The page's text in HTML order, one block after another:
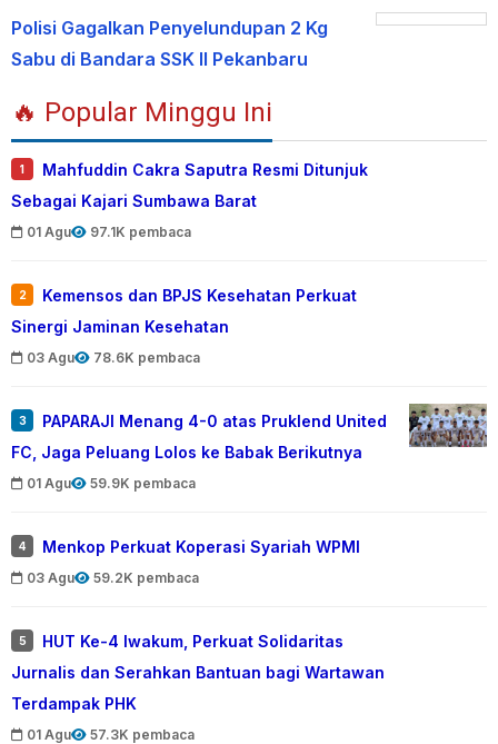
Polisi Gagalkan Penyelundupan 2 Kg
Sabu di Bandara SSK II Pekanbaru
🔥 Popular Minggu Ini
1
Mahfuddin Cakra Saputra Resmi Ditunjuk
Sebagai Kajari Sumbawa Barat
01 Agu 97.1K pembaca
2
Kemensos dan BPJS Kesehatan Perkuat
Sinergi Jaminan Kesehatan
03 Agu 78.6K pembaca
3
PAPARAJI Menang 4-0 atas Pruklend United
FC, Jaga Peluang Lolos ke Babak Berikutnya
01 Agu 59.9K pembaca
4 Menkop Perkuat Koperasi Syariah WPMI
03 Agu 59.2K pembaca
5
HUT Ke-4 Iwakum, Perkuat Solidaritas
Jurnalis dan Serahkan Bantuan bagi Wartawan
Terdampak PHK
01 Agu 57.3K pembaca